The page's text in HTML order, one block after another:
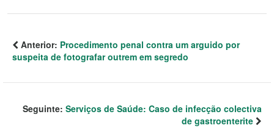
Anterior: Procedimento penal contra um arguido por
suspeita de fotografar outrem em segredo
Seguinte: Serviços de Saúde: Caso de infecção colectiva
de gastroenterite